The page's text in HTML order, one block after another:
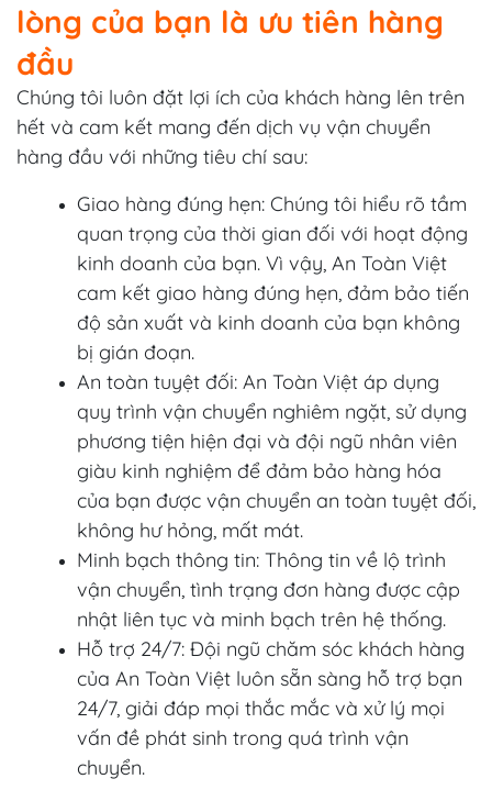
lòng của bạn là ưu tiên hàng
đầu
Chúng tôi luôn đặt lợi ích của khách hàng lên trên
hết và cam kết mang đến dịch vụ vận chuyển
hàng đầu với những tiêu chí sau:
Giao hàng đúng hẹn: Chúng tôi hiểu rõ tầm
quan trọng của thời gian đối với hoạt động
kinh doanh của bạn. Vì vậy, An Toàn Việt
cam kết giao hàng đúng hẹn, đảm bảo tiến
độ sản xuất và kinh doanh của bạn không
bị gián đoạn.
An toàn tuyệt đối: An Toàn Việt áp dụng
quy trình vận chuyển nghiêm ngặt, sử dụng
phương tiện hiện đại và đội ngũ nhân viên
giàu kinh nghiệm để đảm bảo hàng hóa
của bạn được vận chuyển an toàn tuyệt đối,
không hư hỏng, mất mát.
Minh bạch thông tin: Thông tin về lộ trình
vận chuyển, tình trạng đơn hàng được cập
nhật liên tục và minh bạch trên hệ thống.
Hỗ trợ 24/7: Đội ngũ chăm sóc khách hàng
của An Toàn Việt luôn sẵn sàng hỗ trợ bạn
24/7, giải đáp mọi thắc mắc và xử lý mọi
vấn đề phát sinh trong quá trình vận
chuyển.